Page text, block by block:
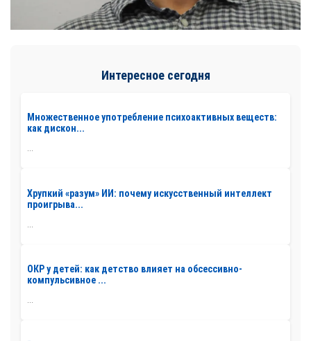
Интересное сегодня
Множественное употребление психоактивных веществ:
как дискон...
...
Хрупкий «разум» ИИ: почему искусственный интеллект
проигрыва...
ОКР у детей: как детство влияет на обсессивно-
компульсивное ...
...